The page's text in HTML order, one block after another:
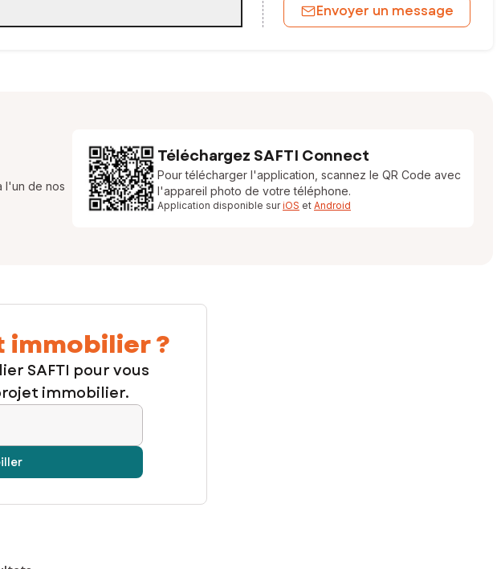
Envoyer un message
l'un de nos
Téléchargez SAFTI Connect
Pour télécharger l'application, scannez le QR Code avec
l'appareil photo de votre téléphone.
Application disponible suriOS et Android
immobilier ?
SAFTI pour vous
immobilier.